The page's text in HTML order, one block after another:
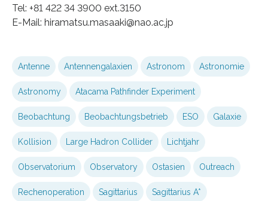
Tel: +81 422 34 3900 ext.3150
E-Mail: hiramatsu.masaaki@nao.ac.jp
Antenne Antennengalaxien Astronom Astronomie
Astronomy Atacama Pathfinder Experiment
Beobachtung Beobachtungsbetrieb ESO Galaxie
Kollision Large Hadron Collider Lichtjahr
Observatorium Observatory Ostasien Outreach
Rechenoperation Sagittarius Sagittarius A*